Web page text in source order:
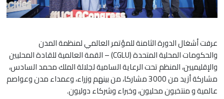
عرفت أشغال الدورة الثامنة للمؤتمر العالمي لمنظمة المدن
والحكومات المحلية المتحدة (CGLU) – القمة العالمية للقادة المحليين
والإقليميين، المنظم تحت الرعاية السامية لجلالة الملك محمد السادس،
مشاركة أزيد من 3000 مشاركا، من بينهم وزراء، وعمداء مدن وعواصم
عالمية و منتخبون محليون، وخبراء وشركاء دوليون.